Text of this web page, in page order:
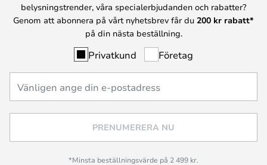
belysningstrender, våra specialerbjudanden och rabatter?
Genom att abonnera på vårt nyhetsbrev får du 200 kr rabatt*
på din nästa beställning.
Privatkund Företag
PRENUMERERA NU
*Minsta beställningsvärde på 2 499 kr.